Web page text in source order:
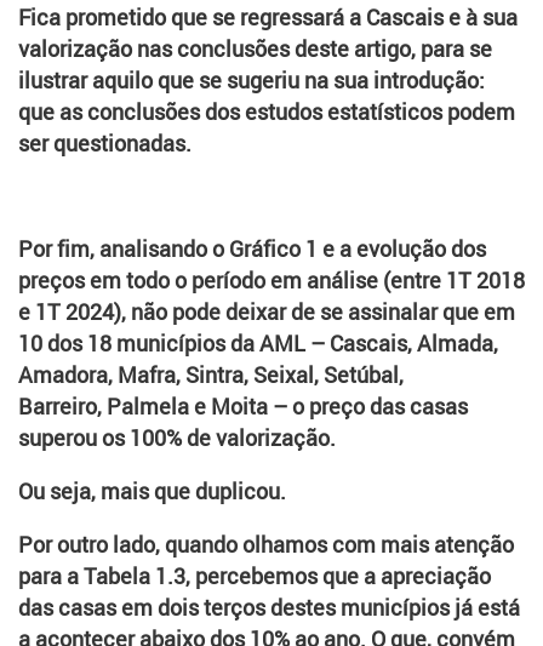
Fica prometido que se regressará a Cascais e à sua
valorização nas conclusões deste artigo, para se
ilustrar aquilo que se sugeriu na sua introdução:
que as conclusões dos estudos estatísticos podem
ser questionadas.
Por fim, analisando o Gráfico 1 e a evolução dos
preços em todo o período em análise (entre 1T 2018
e 1T 2024), não pode deixar de se assinalar que em
10 dos 18 municípios da AML – Cascais, Almada,
Amadora, Mafra, Sintra, Seixal, Setúbal,
Barreiro, Palmela e Moita – o preço das casas
superou os 100% de valorização.
Ou seja, mais que duplicou.
Por outro lado, quando olhamos com mais atenção
para a Tabela 1.3, percebemos que a apreciação
das casas em dois terços destes municípios já está
a acontecer abaixo dos 10% ao ano. O que, convém